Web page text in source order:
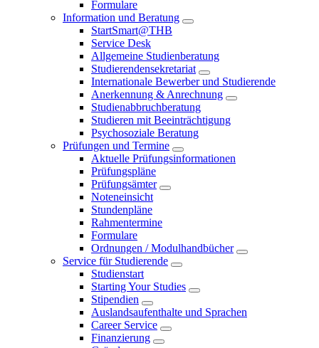
Formulare
Information und Beratung
StartSmart@THB
Service Desk
Allgemeine Studienberatung
Studierendensekretariat
Internationale Bewerber und Studierende
Anerkennung & Anrechnung
Studienabbruchberatung
Studieren mit Beeinträchtigung
Psychosoziale Beratung
Prüfungen und Termine
Aktuelle Prüfungsinformationen
Prüfungspläne
Prüfungsämter
Noteneinsicht
Stundenpläne
Rahmentermine
Formulare
Ordnungen / Modulhandbücher
Service für Studierende
Studienstart
Starting Your Studies
Stipendien
Auslandsaufenthalte und Sprachen
Career Service
Finanzierung